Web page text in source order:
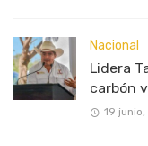
Nacional
Lidera
carbón
19